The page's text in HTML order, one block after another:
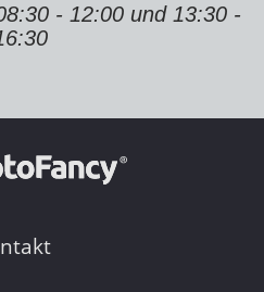
- 12:00 und 13:30 -